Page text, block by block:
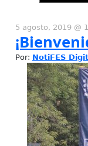
5 agosto, 2019 @
Por: NotiFES